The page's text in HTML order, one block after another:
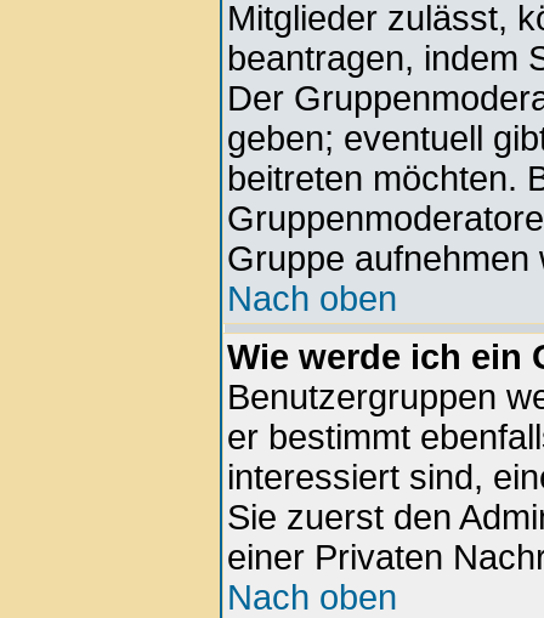
Mitglieder zulässt,
beantragen, indem
Der
geben; eventuell
beitreten möchten.
Gruppe aufnehmen
Nach oben
Wie werde ich ein
Benutzergruppen
er bestimmt
interessiert sind,
Sie zuerst den
einer Privaten
Nach oben